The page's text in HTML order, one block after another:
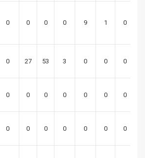
0 0 0 0 9 1 0
0 27 53 3 0 0 0
0 0 0 0 0 0 0
0 0 0 0 0 0 0